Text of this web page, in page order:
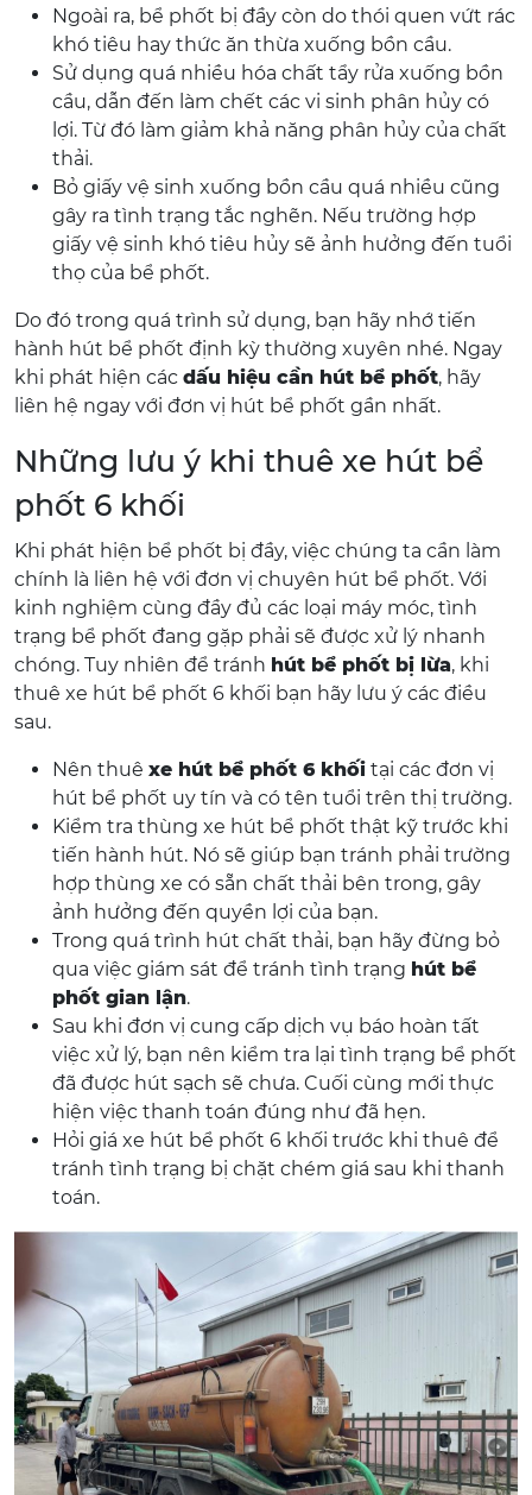
Ngoài ra, bể phốt bị đầy còn do thói quen vứt rác
khó tiêu hay thức ăn thừa xuống bồn cầu.
Sử dụng quá nhiều hóa chất tẩy rửa xuống bồn
cầu, dẫn đến làm chết các vi sinh phân hủy có
lợi. Từ đó làm giảm khả năng phân hủy của chất
thải.
Bỏ giấy vệ sinh xuống bồn cầu quá nhiều cũng
gây ra tình trạng tắc nghẽn. Nếu trường hợp
giấy vệ sinh khó tiêu hủy sẽ ảnh hưởng đến tuổi
thọ của bể phốt.
Do đó trong quá trình sử dụng, bạn hãy nhớ tiến
hành hút bể phốt định kỳ thường xuyên nhé. Ngay
khi phát hiện các dấu hiệu cần hút bể phốt, hãy
liên hệ ngay với đơn vị hút bể phốt gần nhất.
Những lưu ý khi thuê xe hút bể
phốt 6 khối
Khi phát hiện bể phốt bị đầy, việc chúng ta cần làm
chính là liên hệ với đơn vị chuyên hút bể phốt. Với
kinh nghiệm cùng đầy đủ các loại máy móc, tình
trạng bể phốt đang gặp phải sẽ được xử lý nhanh
chóng. Tuy nhiên để tránh hút bể phốt bị lừa, khi
thuê xe hút bể phốt 6 khối bạn hãy lưu ý các điều
sau.
Nên thuê xe hút bể phốt 6 khối tại các đơn vị
hút bể phốt uy tín và có tên tuổi trên thị trường.
Kiểm tra thùng xe hút bể phốt thật kỹ trước khi
tiến hành hút. Nó sẽ giúp bạn tránh phải trường
hợp thùng xe có sẵn chất thải bên trong, gây
ảnh hưởng đến quyền lợi của bạn.
Trong quá trình hút chất thải, bạn hãy đừng bỏ
qua việc giám sát để tránh tình trạng hút bể
phốt gian lận.
Sau khi đơn vị cung cấp dịch vụ báo hoàn tất
việc xử lý, bạn nên kiểm tra lại tình trạng bể phốt
đã được hút sạch sẽ chưa. Cuối cùng mới thực
hiện việc thanh toán đúng như đã hẹn.
Hỏi giá xe hút bể phốt 6 khối trước khi thuê để
tránh tình trạng bị chặt chém giá sau khi thanh
toán.